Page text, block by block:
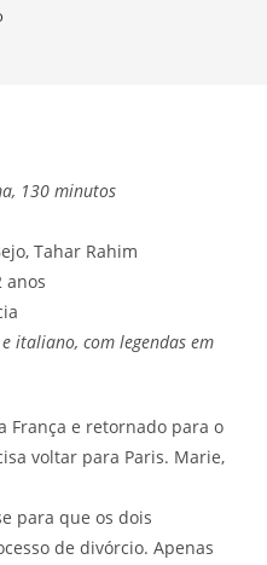
130 minutos
Tahar Rahim
anos
italiano, com legendas em
França e retornado para o
voltar para Paris. Marie,
para que os dois
de divórcio. Apenas